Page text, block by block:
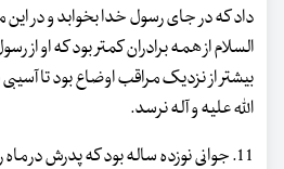
داد که در جای رسول خدا بخوابد و در
السلام از همه برادران کمتر بود که او
بیشتر از نزدیک مراقب اوضاع بود تا
الله علیه و آله نرسد.
11. جوانی نوزده ساله بود که پدرش در